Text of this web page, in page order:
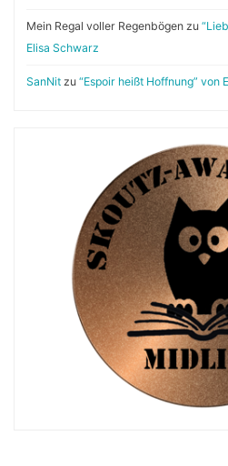
Mein Regal voller Regenbögenzu
Elisa Schwarz
SanNitzu “Espoir heißt Hoffnung” von